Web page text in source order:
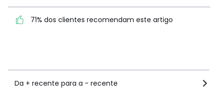
71% dos clientes
71% dos clientes recomendam este artigo
Da + recente para a - recente